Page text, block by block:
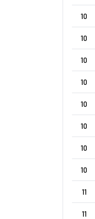
10
10
10
10
10
10
10
10
11
11